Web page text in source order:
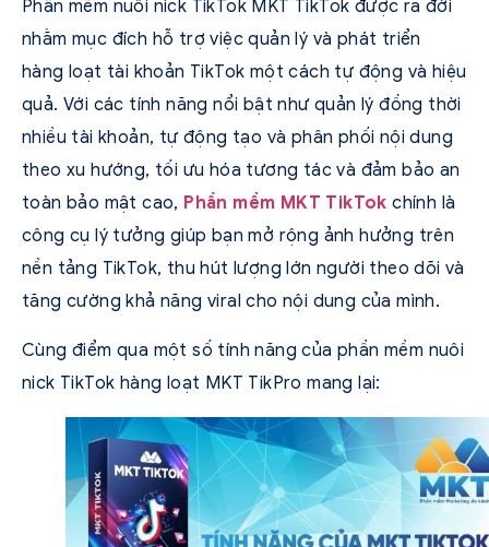
Phần mềm nuôi nick TikTok MKT TikTok được ra đời
nhằm mục đích hỗ trợ việc quản lý và phát triển
hàng loạt tài khoản TikTok một cách tự động và hiệu
quả. Với các tính năng nổi bật như quản lý đồng thời
nhiều tài khoản, tự động tạo và phân phối nội dung
theo xu hướng, tối ưu hóa tương tác và đảm bảo an
toàn bảo mật cao, Phần mềm MKT TikTok chính là
công cụ lý tưởng giúp bạn mở rộng ảnh hưởng trên
nền tảng TikTok, thu hút lượng lớn người theo dõi và
tăng cường khả năng viral cho nội dung của mình.
Cùng điểm qua một số tính năng của phần mềm nuôi
nick TikTok hàng loạt MKT TikPro mang lại: